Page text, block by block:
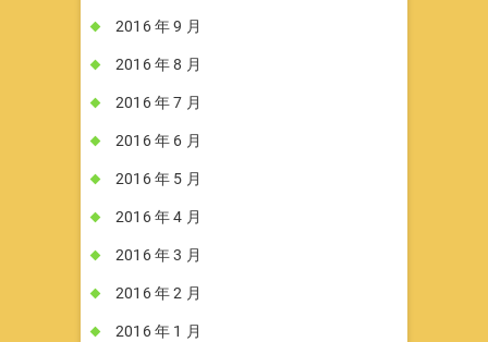
2016 年 9 月
2016 年 8 月
2016 年 7 月
2016 年 6 月
2016 年 5 月
2016 年 4 月
2016 年 3 月
2016 年 2 月
2016 年 1 月